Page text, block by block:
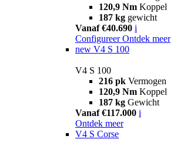
120,9 Nm Koppel
187 kg gewicht
Vanaf €40.690 i
Configureer Ontdek meer
new V4 S 100
V4 S 100
216 pk Vermogen
120,9 Nm Koppel
187 kg Gewicht
Vanaf €117.000 i
Ontdek meer
V4 S Corse